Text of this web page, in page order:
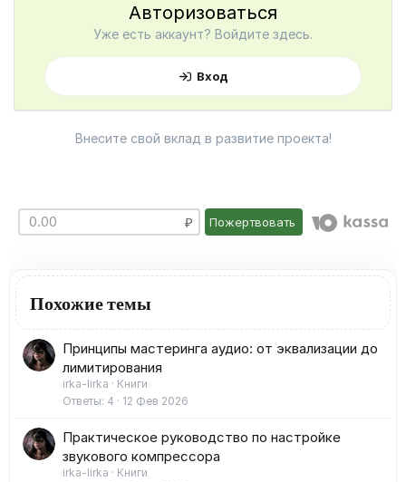
Авторизоваться
Уже есть аккаунт? Войдите здесь.
Вход
Внесите свой вклад в развитие проекта!
Пожертвовать
Похожие темы
Принципы мастеринга аудио: от эквализации до
лимитирования
irka-lirka
Книги
Ответы 4 12 Фев 2026
Практическое руководство по настройке
звукового компрессора
irka-lirka
Книги